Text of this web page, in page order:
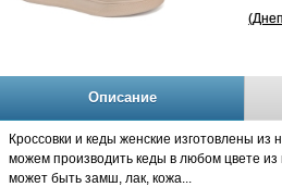
Описание
Кроссовки и кеды женские изготовлены
можем производить кеды в любом цвете
может быть замш, лак, кожа...